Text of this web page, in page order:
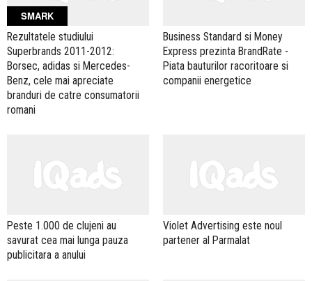
SMARK
Rezultatele studiului
Superbrands 2011-2012:
Borsec, adidas si Mercedes-
Benz, cele mai apreciate
branduri de catre consumatorii
romani
Business Standard si Money
Express prezinta BrandRate -
Piata bauturilor racoritoare si
companii energetice
Peste 1.000 de clujeni au
savurat cea mai lunga pauza
publicitara a anului
Violet Advertising este noul
partener al Parmalat